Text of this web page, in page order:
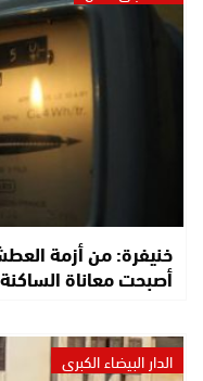
خنيفرة: من أزمة
أصبحت معاناة الساكنة
الدار البيضاء الكبرى